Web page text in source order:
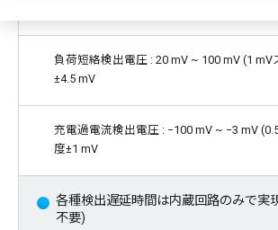
負荷短絡検出電圧 : 20 mV ~ 100 mV (1 mV
±4.5 mV
充電過電流検出電圧 : −100 mV ~ −3 mV
度±1 mV
各種検出遅延時間は内蔵回路のみで実
不要)